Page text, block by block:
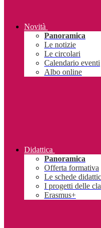
Novità
Panoramica
Le notizie
Le circolari
Calendario eventi
Albo online
Didattica
Panoramica
Offerta formativa
Le schede
I progetti delle
Erasmus+